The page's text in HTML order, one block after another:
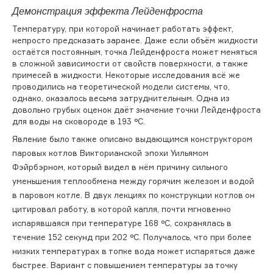
Демонстрация эффекта Лейденфроста
Температуру, при которой начинает работать эффект,
непросто предсказать заранее. Даже если объём жидкости
остаётся постоянным, точка Лейденфроста может меняться
в сложной зависимости от свойств поверхности, а также
примесей в жидкости. Некоторые исследования всё же
проводились на теоретической модели системы, что,
однако, оказалось весьма затруднительным. Одна из
довольно грубых оценок даёт значение точки Лейденфроста
для воды на сковороде в 193 °C.
Явление было также описано выдающимся конструктором
паровых котлов Викторианской эпохи Уильямом
Фэйрбэрном, который видел в нём причину сильного
уменьшения теплообмена между горячим железом и водой
в паровом котле. В двух лекциях по конструкции котлов он
цитировал работу, в которой капля, почти мгновенно
испарявшаяся при температуре 168 °C, сохранялась в
течение 152 секунд при 202 °C. Получалось, что при более
низких температурах в топке вода может испаряться даже
быстрее . Вариант с повышением температуры за точку